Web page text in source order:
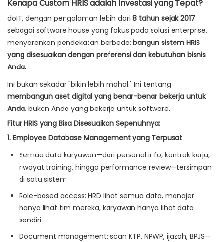
Kenapa Custom HRIS adalah Investasi yang Tepat?
doIT, dengan pengalaman lebih dari 8 tahun sejak 2017
sebagai software house yang fokus pada solusi enterprise,
menyarankan pendekatan berbeda: bangun sistem HRIS
yang disesuaikan dengan preferensi dan kebutuhan bisnis
Anda.
Ini bukan sekadar "bikin lebih mahal." Ini tentang
membangun aset digital yang benar-benar bekerja untuk
Anda, bukan Anda yang bekerja untuk software.
Fitur HRIS yang Bisa Disesuaikan Sepenuhnya:
1. Employee Database Management yang Terpusat
Semua data karyawan—dari personal info, kontrak kerja,
riwayat training, hingga performance review—tersimpan
di satu sistem
Role-based access: HRD lihat semua data, manajer
hanya lihat tim mereka, karyawan hanya lihat data
sendiri
Document management: scan KTP, NPWP, ijazah, BPJS—